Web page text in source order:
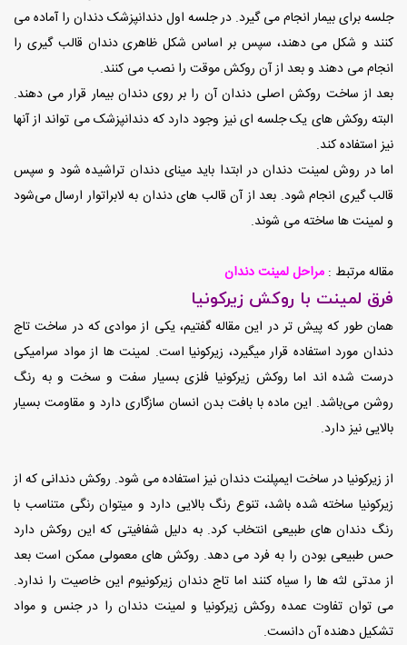
جلسه برای بیمار انجام می‌ گیرد. در جلسه اول دندانپزشک دندان را آماده می
کنند و شکل می دهند، سپس بر اساس شکل ظاهری دندان قالب گیری را
انجام می دهند و بعد از آن روکش موقت را نصب می کنند.
بعد از ساخت روکش اصلی دندان آن را بر روی دندان بیمار قرار می دهند.
البته روکش های یک جلسه ای نیز وجود دارد که دندانپزشک می تواند از آنها
نیز استفاده کند.
اما در روش لمینت دندان در ابتدا باید مینای دندان تراشیده شود و سپس
قالب گیری انجام شود. بعد از آن قالب های دندان به لابراتوار ارسال می‌شود
و لمینت ها ساخته می شوند.
مقاله مرتبط : مراحل لمینت دندان
فرق لمینت با روکش زیرکونیا
همان طور که پیش تر در این مقاله گفتیم، یکی از موادی که در ساخت تاج
دندان مورد استفاده قرار میگیرد، زیرکونیا است. لمینت ها از مواد سرامیکی
درست شده اند اما روکش زیرکونیا فلزی بسیار سفت و سخت و به رنگ‌
روشن می‌باشد. این ماده با بافت بدن انسان سازگاری دارد و مقاومت بسیار
بالایی نیز دارد.
از زیرکونیا در ساخت ایمپلنت دندان نیز استفاده می شود. روکش دندانی که از
زیرکونیا ساخته شده باشد، تنوع رنگ بالایی دارد و میتوان رنگی متناسب با
رنگ دندان های طبیعی انتخاب کرد. به دلیل شفافیتی که این روکش دارد
حس طبیعی بودن را به فرد می دهد. روکش های معمولی ممکن است بعد
از مدتی لثه ها را سیاه کنند اما تاج دندان زیرکونیوم این خاصیت را ندارد.
می توان تفاوت عمده روکش زیرکونیا و لمینت دندان را در جنس و مواد
تشکیل دهنده آن دانست.